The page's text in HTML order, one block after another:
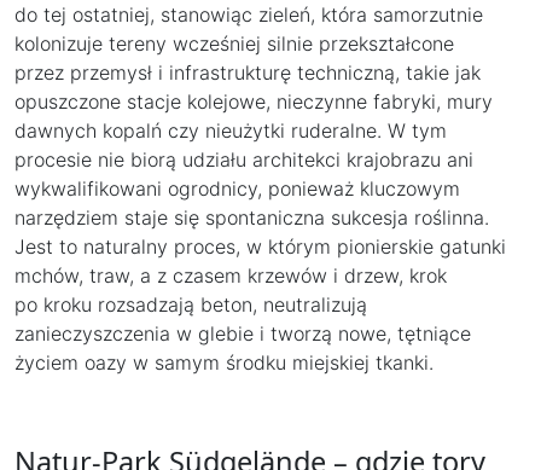
do tej ostatniej, stanowiąc zieleń, która samorzutnie
kolonizuje tereny wcześniej silnie przekształcone
przez przemysł i infrastrukturę techniczną, takie jak
opuszczone stacje kolejowe, nieczynne fabryki, mury
dawnych kopalń czy nieużytki ruderalne. W tym
procesie nie biorą udziału architekci krajobrazu ani
wykwalifikowani ogrodnicy, ponieważ kluczowym
narzędziem staje się spontaniczna sukcesja roślinna.
Jest to naturalny proces, w którym pionierskie gatunki
mchów, traw, a z czasem krzewów i drzew, krok
po kroku rozsadzają beton, neutralizują
zanieczyszczenia w glebie i tworzą nowe, tętniące
życiem oazy w samym środku miejskiej tkanki.
Natur-Park Südgelände – gdzie tory